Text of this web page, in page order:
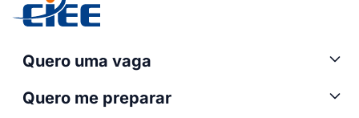
Quero uma vaga
Quero me preparar